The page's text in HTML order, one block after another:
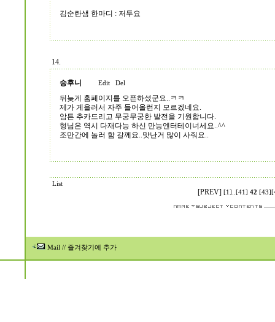
김순란샘 한마디 : 저두요
14.
승후니 Edit Del
뒤늦게 홈페이지를 오픈하셨군요..ㅋㅋ
제가 게을러서 자주 들어올런지 모르겠네요.
암튼 추카드리고 무궁무궁한 발전을 기원합니다.
형님은 역시 다재다능 하신 만능엔터테이너세요..^^
조만간에 놀러 함 갈께요..맛난거 많이 사줘요..
List
[PREV] [1] [41] 42 [43]
Mail // 즐겨찾기에 추가